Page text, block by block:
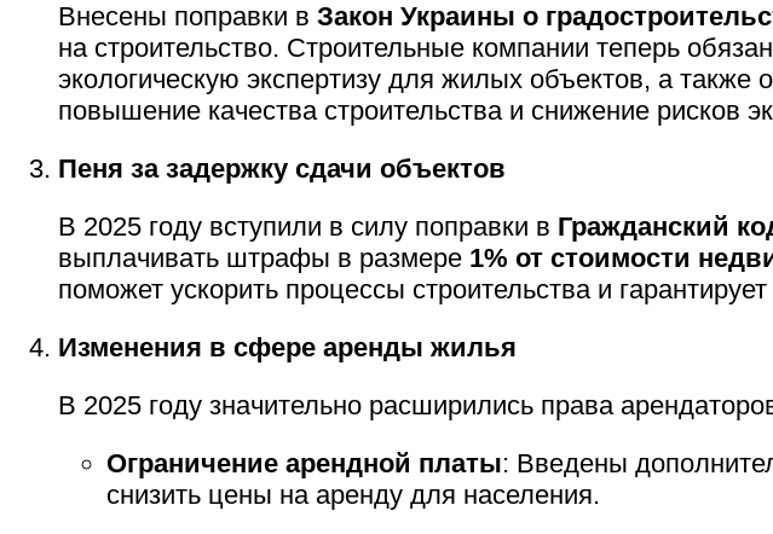
Внесены поправки в Закон Украины о
на строительство. Строительные компании теперь
экологическую экспертизу для жилых объектов, а
повышение качества строительства и снижение рисков
Пеня за задержку сдачи объектов
В 2025 году вступили в силу поправки в Гражданский
выплачивать штрафы в размере 1% от стоимости
поможет ускорить процессы строительства и
Изменения в сфере аренды жилья
В 2025 году значительно расширились права
Ограничение арендной платы: Введены
снизить цены на аренду для населения.